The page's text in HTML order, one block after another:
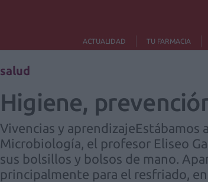
ACTUALIDAD TU FARMACIA
salud
Higiene,
Vivencias y
Microbiología, el profesor Eliseo
sus bolsillos y bolsos de mano.
principalmente para el resfriado,